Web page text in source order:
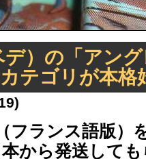
デ）の「アン
テゴリが本格
フランス語版）
から発送して